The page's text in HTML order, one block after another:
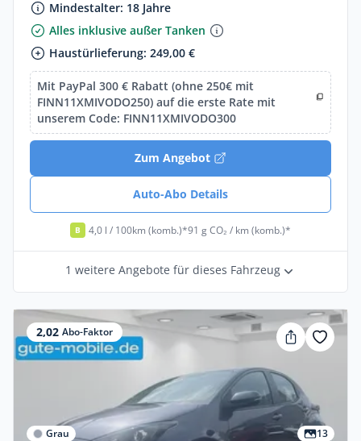
Mindestalter: 18 Jahre
Alles inklusive außer Tanken
Haustürlieferung: 249,00 €
Mit PayPal 300 € Rabatt (ohne 250€ mit
FINN11XMIVODO250) auf die erste Rate mit
unserem Code: FINN11XMIVODO300
Zum Angebot
Auto-Abo Details
B 4,0 l / 100km (komb.)*91 g CO₂ / km (komb.)*
1 weitere Angebote für dieses Fahrzeug
2,02 Abo-Faktor
Grau 13